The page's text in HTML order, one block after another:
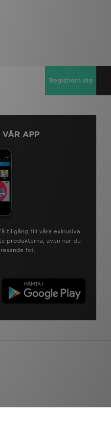
Registrera dig
APP
tillgång till våra exklusiva
produkterna, även när du
fot.